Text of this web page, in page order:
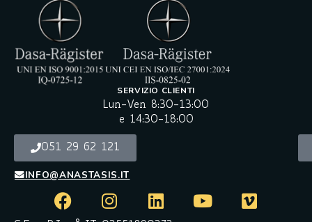
SERVIZIO CLIENTI
Lun-Ven 8:30-13:00
e 14:30-18:00
051 29 62 121
INFO@ANASTASIS.IT